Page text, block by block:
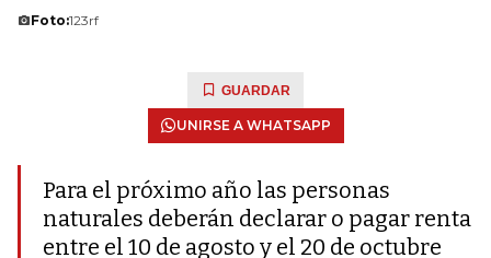
Foto:123rf
GUARDAR
UNIRSE A WHATSAPP
Para el próximo año las personas
naturales deberán declarar o pagar renta
entre el 10 de agosto y el 20 de octubre